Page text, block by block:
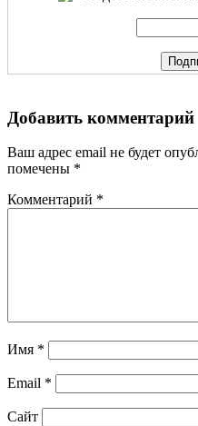
Добавить комментарий
Ваш адрес email не будет
помечены *
Комментарий *
Имя *
Email *
Сайт